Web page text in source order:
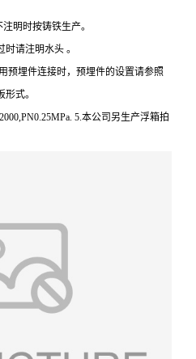
明时按铸铁生产。
请注明水头 。
预埋件连接时，预埋件的设置请参照
式。
5.本公司另生产浮箱拍